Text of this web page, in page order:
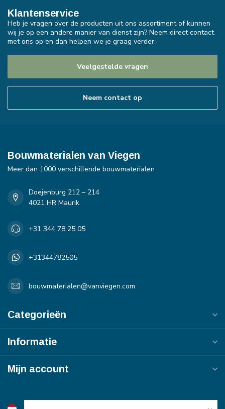
Klantenservice
Heb je vragen over de producten uit ons assortiment of kunnen
wij je op een andere manier van dienst zijn? Neem direct contact
met ons op en dan helpen we je graag verder.
Veelgestelde vragen
Neem contact op
Bouwmaterialen van Viegen
Meer dan 1000 verschillende bouwmaterialen
Doejenburg 212 – 214
4021 HR Maurik
+31 344 78 25 05
+31344782505
bouwmaterialen@vanviegen.com
Categorieën
Informatie
Mijn account